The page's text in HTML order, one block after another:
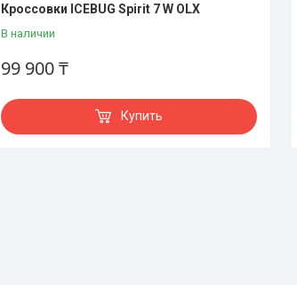
Кроссовки ICEBUG Spirit 7 W OLX
В наличии
99 900 ₸
Купить